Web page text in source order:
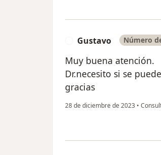
Gustavo Número
Muy buena atención.
Dr.necesito si se
gracias
28 de diciembre de 2023 •